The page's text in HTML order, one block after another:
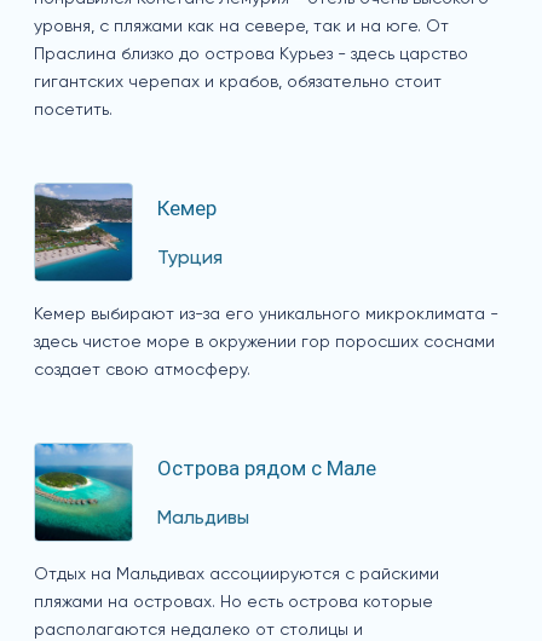
уровня, с пляжами как на севере, так и на юге. От
Праслина близко до острова Курьез - здесь царство
гигантских черепах и крабов, обязательно стоит
посетить.
Кемер
Турция
Кемер выбирают из-за его уникального микроклимата -
здесь чистое море в окружении гор поросших соснами
создает свою атмосферу.
Острова рядом с Мале
Мальдивы
Отдых на Мальдивах ассоциируются с райскими
пляжами на островах. Но есть острова которые
располагаются недалеко от столицы и